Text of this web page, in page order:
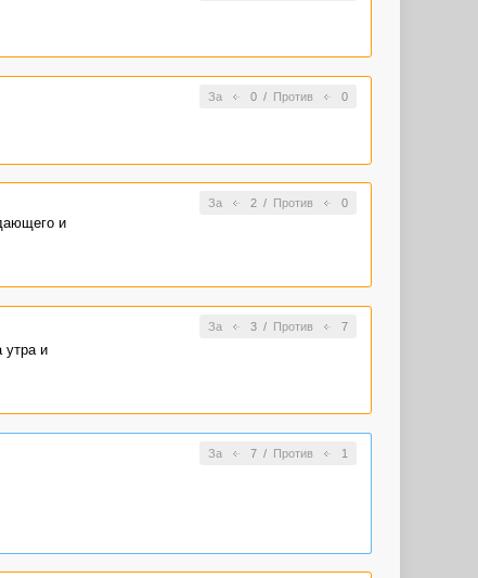
За 0/ Против 0
За 2/ Против 0
и
За 3/ Против 7
утра и
За 7/ Против 1